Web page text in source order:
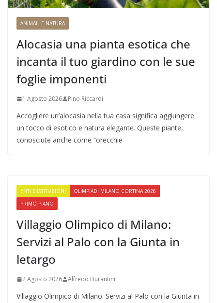
ANIMALI E NATURA
Alocasia una pianta esotica che
incanta il tuo giardino con le sue
foglie imponenti
1 Agosto 2026 Pino Riccardi
Accogliere un’alocasia nella tua casa significa aggiungere
un tocco di esotico e natura elegante. Queste piante,
conosciute anche come “orecchie
ENTI E ISTITUZIONI
OLIMPIADI MILANO CORTINA 2026
PRIMO PIANO
Villaggio Olimpico di Milano:
Servizi al Palo con la Giunta in
letargo
2 Agosto 2026 Alfredo Durantini
Villaggio Olimpico di Milano: Servizi al Palo con la Giunta in